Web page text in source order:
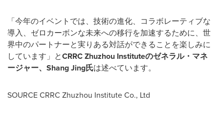
「今年のイベントでは、技術の進化、コラボレーティブな
導入、ゼロカーボンな未来への移行を加速するために、世
界中のパートナーと実りある対話ができることを楽しみに
しています」とCRRC Zhuzhou Instituteのゼネラル・マネ
ージャー、 Shang Jing氏は述べています。
SOURCE CRRC Zhuzhou Institute Co., Ltd